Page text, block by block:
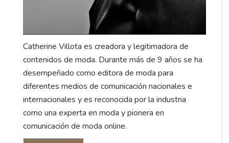
Catherine Villota es creadora y legitimadora de
contenidos de moda. Durante más de 9 años se ha
desempeñado como editora de moda para
diferentes medios de comunicación nacionales e
internacionales y es reconocida por la industria
como una experta en moda y pionera en
comunicación de moda online.